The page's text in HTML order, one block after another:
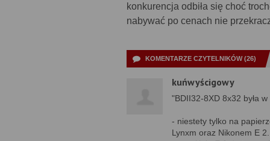
konkurencja odbiła się choć
nabywać po cenach nie
KOMENTARZE CZYTELNIKÓW (26)
kuńwyścigowy
"BDII32-8XD 8x32 była
- niestety tylko na
Lynxm oraz Nikonem E